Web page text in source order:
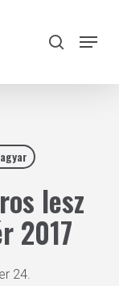
search
Menu
lesz
2017
24.
Close